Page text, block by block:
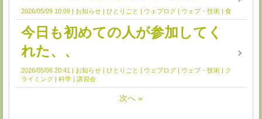
2026/05/09 10:09 お知らせ ひとりごと ウェブログ ウェブ・技術 食
今日も初めての人が参加してく
れた、、
2026/05/06 20:41 お知らせ ひとりごと ウェブログ ウェブ・技術
ク
ライミング
科学 講習会
次へ »